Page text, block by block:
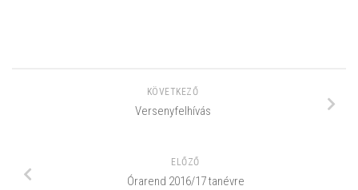
KÖVETKEZŐ
Versenyfelhívás
ELŐZŐ
Órarend 2016/17 tanévre